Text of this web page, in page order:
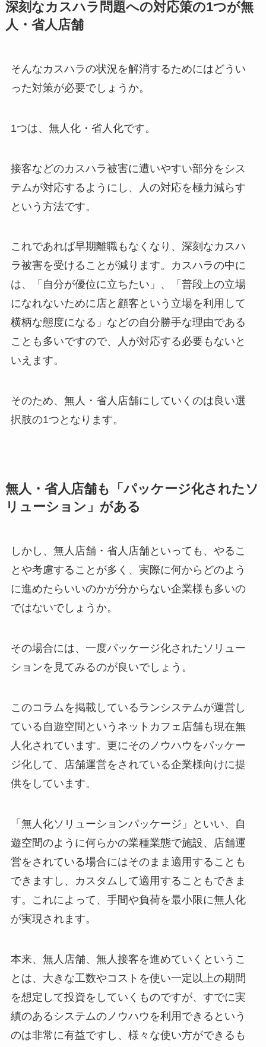
深刻なカスハラ問題への対応策の1つが無
人・省人店舗
そんなカスハラの状況を解消するためにはどうい
った対策が必要でしょうか。
1つは、無人化・省人化です。
接客などのカスハラ被害に遭いやすい部分をシス
テムが対応するようにし、人の対応を極力減らす
という方法です。
これであれば早期離職もなくなり、深刻なカスハ
ラ被害を受けることが減ります。カスハラの中に
は、「自分が優位に立ちたい」、「普段上の立場
になれないために店と顧客という立場を利用して
横柄な態度になる」などの自分勝手な理由である
ことも多いですので、人が対応する必要もないと
いえます。
そのため、無人・省人店舗にしていくのは良い選
択肢の1つとなります。
無人・省人店舗も「パッケージ化されたソ
リューション」がある
しかし、無人店舗・省人店舗といっても、やるこ
とや考慮することが多く、実際に何からどのよう
に進めたらいいのかが分からない企業様も多いの
ではないでしょうか。
その場合には、一度パッケージ化されたソリュー
ションを見てみるのが良いでしょう。
このコラムを掲載しているランシステムが運営し
ている自遊空間というネットカフェ店舗も現在無
人化されています。更にそのノウハウをパッケー
ジ化して、店舗運営をされている企業様向けに提
供をしています。
「無人化ソリューションパッケージ」といい、自
遊空間のように何らかの業種業態で施設、店舗運
営をされている場合にはそのまま適用することも
できますし、カスタムして適用することもできま
す。これによって、手間や負荷を最小限に無人化
が実現されます。
本来、無人店舗、無人接客を進めていくというこ
とは、大きな工数やコストを使い一定以上の期間
を想定して投資をしていくものですが、すでに実
績のあるシステムのノウハウを利用できるという
のは非常に有益ですし、様々な使い方ができるも